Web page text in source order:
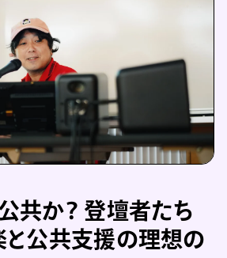
共か？ 登壇者たち
と公共支援の理想の